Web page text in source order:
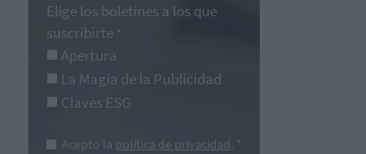
Elige los boletines a los que
suscribirte *
Apertura
La Magia de la Publicidad
Claves ESG
Acepto la política de privacidad. *